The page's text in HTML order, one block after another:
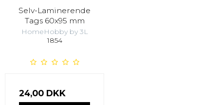
Selv-Laminerende
Tags 60x95 mm
HomeHobby by 3L
1854
24,00 DKK